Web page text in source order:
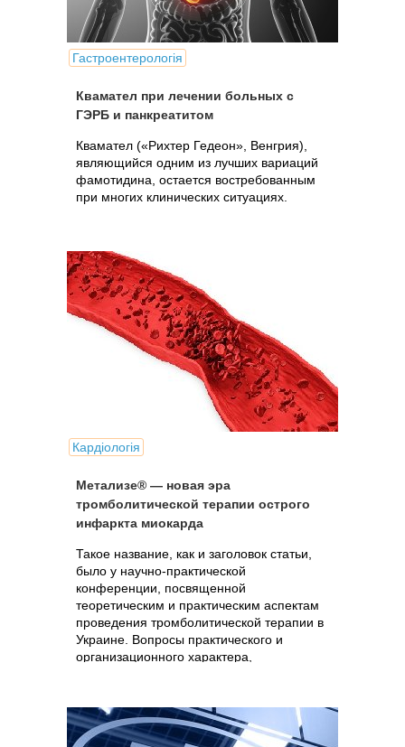
Гастроентерологія
Квамател при лечении больных с
ГЭРБ и панкреатитом
Квамател («Рихтер Гедеон», Венгрия),
являющийся одним из лучших вариаций
фамотидина, остается востребованным
при многих клинических ситуациях.
Кардіологія
Метализе® — новая эра
тромболитической терапии острого
инфаркта миокарда
Такое название, как и заголовок статьи,
было у научно-практической
конференции, посвященной
теоретическим и практическим аспектам
проведения тромболитической терапии в
Украине. Вопросы практического и
организационного характера,